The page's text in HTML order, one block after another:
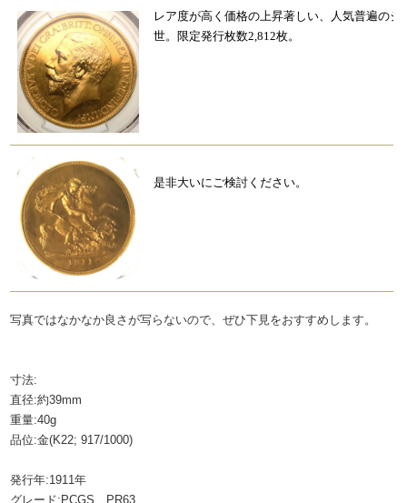
レア度が高く価格の上昇著しい、人気普遍のジ
世。限定発行枚数2,812枚。
是非大いにご検討ください。
写真ではなかなか良さが写らないので、ぜひ下見をおすすめします。
寸法:
直径:約39mm
重量:40g
品位:金(K22; 917/1000)
発行年:1911年
グレード:PCGS PR63